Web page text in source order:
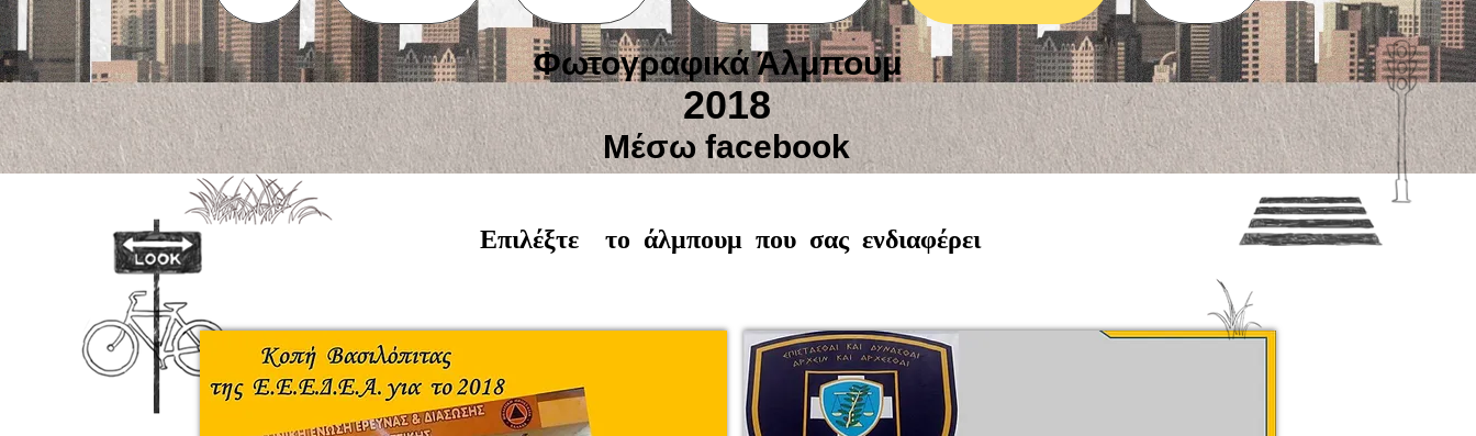
Φωτογραφικά Άλμπουμ
2018
Μέσω facebook
Επιλέξτε το άλμπουμ που σας ενδιαφέρει